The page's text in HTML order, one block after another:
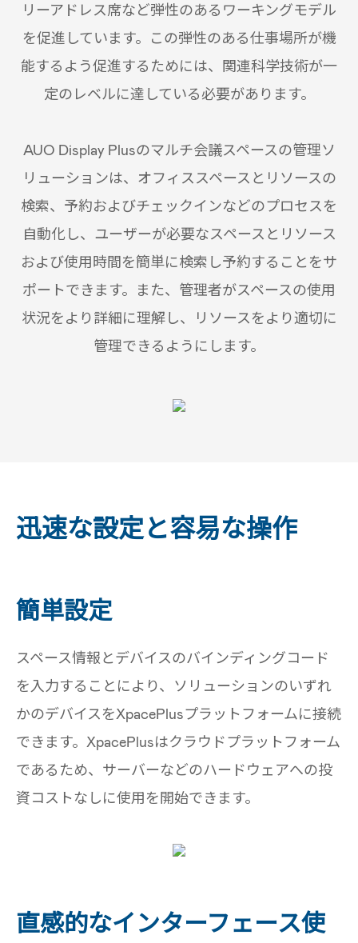
リーアドレス席など弾性のあるワーキングモデル
を促進しています。この弾性のある仕事場所が機
能するよう促進するためには、関連科学技術が一
定のレベルに達している必要があります。
AUO Display Plusのマルチ会議スペースの管理ソ
リューションは、オフィススペースとリソースの
検索、予約およびチェックインなどのプロセスを
自動化し、ユーザーが必要なスペースとリソース
および使用時間を簡単に検索し予約することをサ
ポートできます。また、管理者がスペースの使用
状況をより詳細に理解し、リソースをより適切に
管理できるようにします。
迅速な設定と容易な操作
簡単設定
スペース情報とデバイスのバインディングコード
を入力することにより、ソリューションのいずれ
かのデバイスをXpacePlusプラットフォームに接続
できます。XpacePlusはクラウドプラットフォーム
であるため、サーバーなどのハードウェアへの投
資コストなしに使用を開始できます。
直感的なインターフェース使